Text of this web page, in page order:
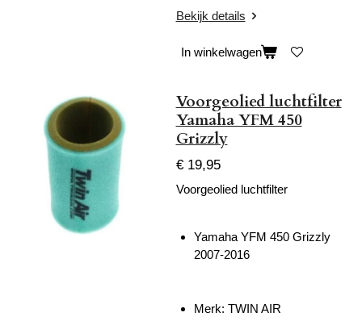
Bekijk details
In winkelwagen
Voorgeolied luchtfilter
Yamaha YFM 450
Grizzly
€ 19,95
Voorgeolied luchtfilter
Yamaha YFM 450 Grizzly
2007-2016
Merk: TWIN AIR